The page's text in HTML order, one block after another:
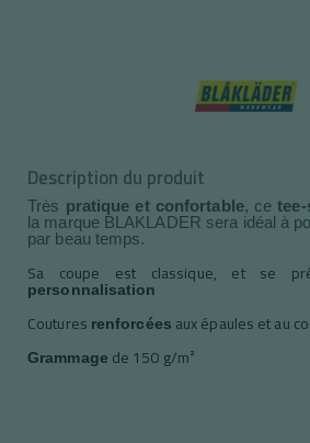
Description du produit
Très pratique et confortable, ce
la marque BLAKLADER sera idéal à
Sa coupe est classique, et se
personnalisation
Coutures renforcées aux épaules et au
Grammage de 150 g/m²